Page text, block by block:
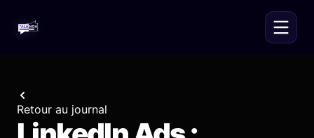
Retour au journal